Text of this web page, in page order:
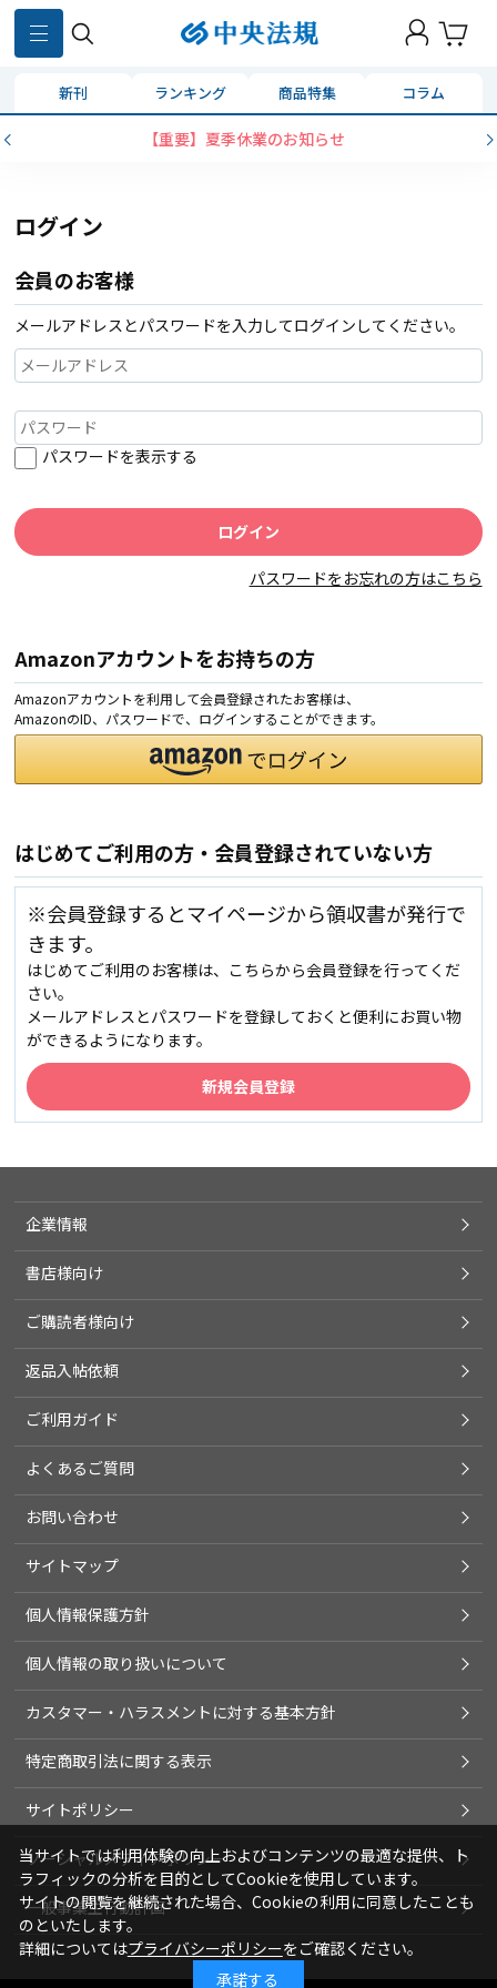
新刊 ランキング 商品特集 コラム
【重要】夏季休業のお知らせ
ログイン
会員のお客様
メールアドレスとパスワードを入力してログインしてください。
パスワードを表示する
パスワードをお忘れの方はこちら
Amazonアカウントをお持ちの方
Amazonアカウントを利用して会員登録されたお客様は、
AmazonのID、パスワードで、ログインすることができます。
はじめてご利用の方・会員登録されていない方
※会員登録するとマイページから領収書が発行で
きます。
はじめてご利用のお客様は、こちらから会員登録を行ってくだ
さい。
メールアドレスとパスワードを登録しておくと便利にお買い物
ができるようになります。
企業情報
書店様向け
ご購読者様向け
返品入帖依頼
ご利用ガイド
よくあるご質問
お問い合わせ
サイトマップ
個人情報保護方針
個人情報の取り扱いについて
カスタマー・ハラスメントに対する基本方針
特定商取引法に関する表示
サイトポリシー
ソーシャルメディアポリシー
一般事業主行動計画
当サイトでは利用体験の向上およびコンテンツの最適な提供、ト
ラフィックの分析を目的としてCookieを使用しています。
サイトの閲覧を継続された場合、Cookieの利用に同意したことも
のといたします。
詳細についてはプライバシーポリシーをご確認ください。
承諾する